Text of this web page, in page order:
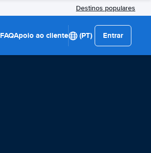
Destinos populares
FAQApoio ao cliente (PT) Entrar